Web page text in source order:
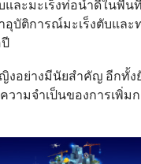
ละมะเร็งท่อน้ำดีในพื้น
บัติการณ์มะเร็งตับและ
งอย่างมีนัยสำคัญ อีกทั้ง
ามจำเป็นของการเพิ่ม